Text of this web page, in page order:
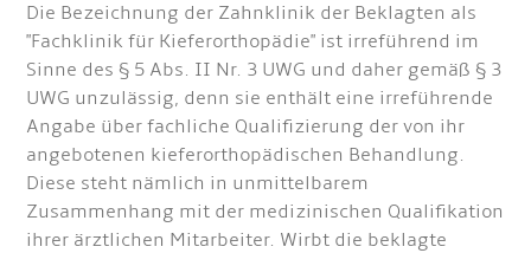
Die Bezeichnung der Zahnklinik der Beklagten als
"Fachklinik für Kieferorthopädie" ist irreführend im
Sinne des § 5 Abs. II Nr. 3 UWG und daher gemäß § 3
UWG unzulässig, denn sie enthält eine irreführende
Angabe über fachliche Qualifizierung der von ihr
angebotenen kieferorthopädischen Behandlung.
Diese steht nämlich in unmittelbarem
Zusammenhang mit der medizinischen Qualifikation
ihrer ärztlichen Mitarbeiter. Wirbt die beklagte